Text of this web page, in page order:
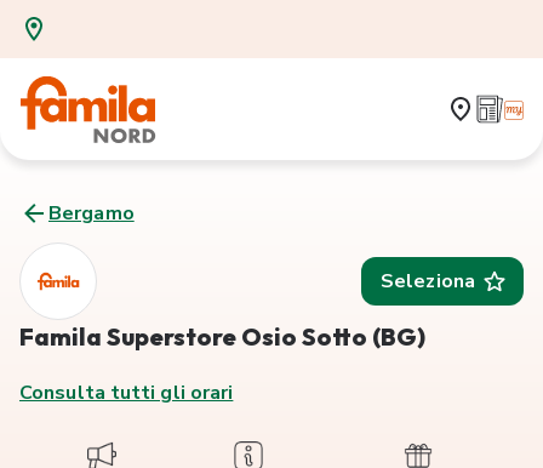
Bergamo
Seleziona
Famila Superstore Osio Sotto (BG)
Consulta tutti gli orari